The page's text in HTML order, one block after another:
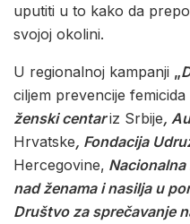
uputiti u to kako da
svojoj okolini.
U regionalnoj kampanji „
ciljem prevencije
ženski centariz Srbije,
Hrvatske, Fondacija
Hercegovine,
nad ženama i nasilja u
Društvo za sprečavanje